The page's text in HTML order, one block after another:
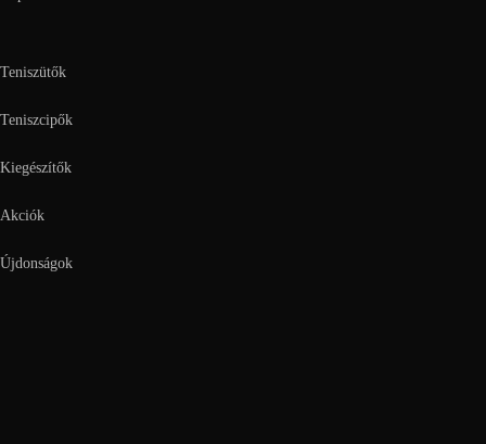
Teniszütők
Teniszcipők
Kiegészítők
Akciók
Újdonságok